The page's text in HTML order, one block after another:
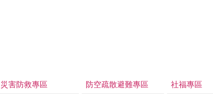
災害防救專區 防空疏散避難專區 社福專區